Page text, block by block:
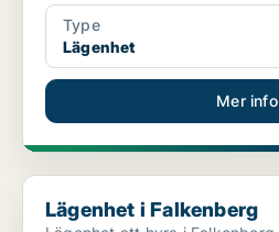
Type
Lägenhet
Mer info
Lägenhet i Falkenberg
Lägenhet i Falkenberg